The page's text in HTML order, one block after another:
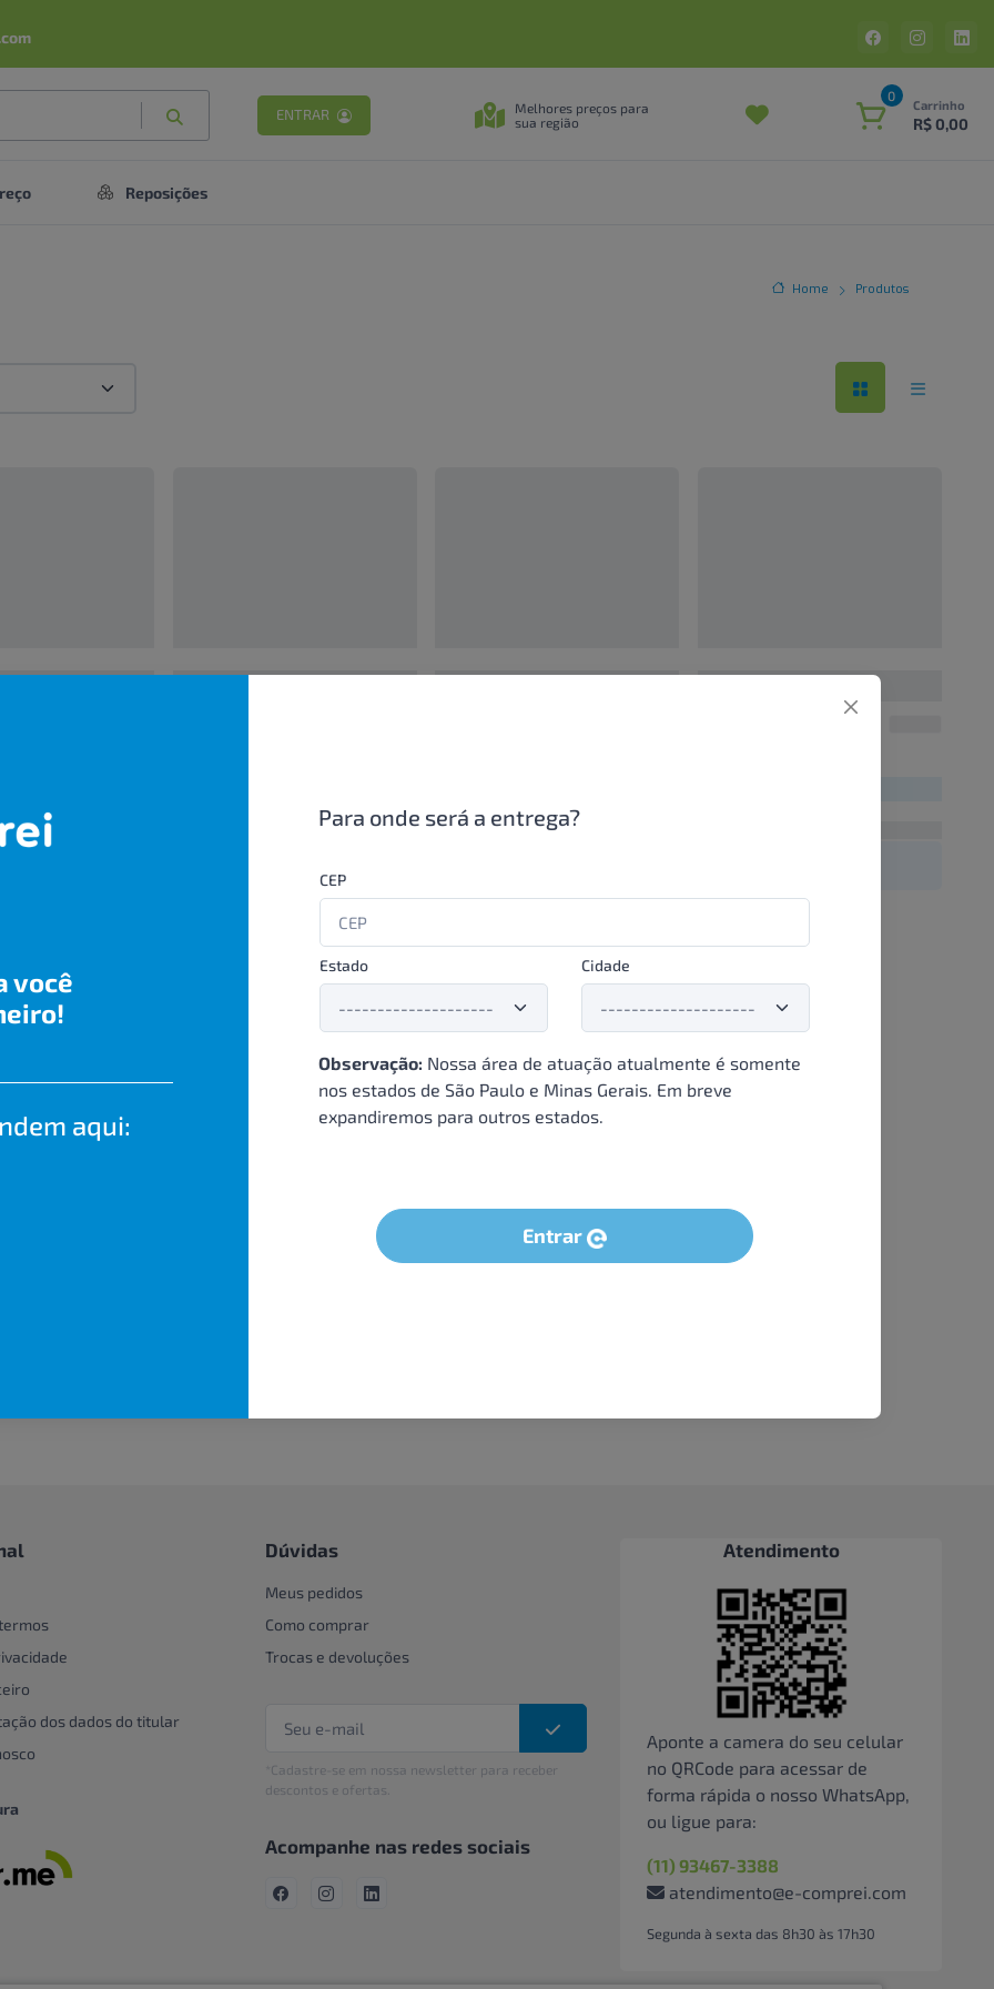
ENTRAR
Melhores preços para
sua região
0
Carrinho
R$ 0,00
Reposições
Home Produtos
você
aqui:
Para onde será a entrega?
CEP
Estado Cidade
Observação: Nossa área de atuação atualmente é somente
nos estados de São Paulo e Minas Gerais. Em breve
expandiremos para outros estados.
Entrar
dos dados do titular
Dúvidas
Meus pedidos
Como comprar
Trocas e devoluções
*Cadastre-se em nossa newsletter para receber
descontos e ofertas.
Acompanhe nas redes sociais
Atendimento
Aponte a camera do seu celular
no QRCode para acessar de
forma rápida o nosso WhatsApp,
ou ligue para:
(11) 93467-3388
atendimento@e-comprei.com
Segunda à sexta das 8h30 às 17h30